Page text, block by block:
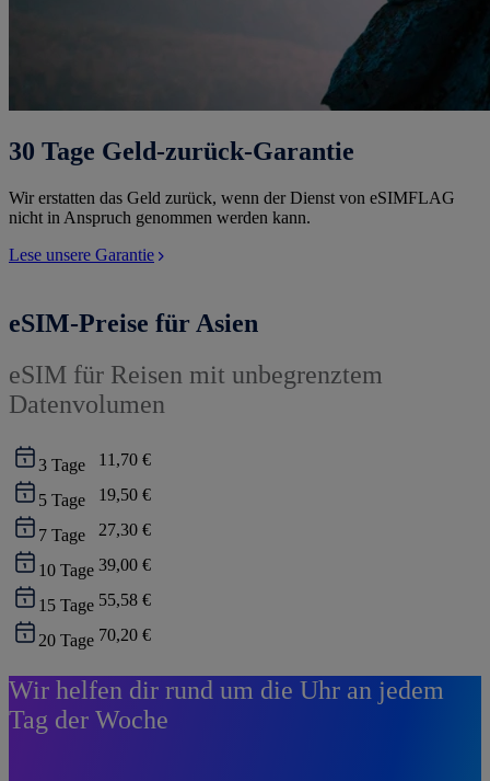
30 Tage Geld-zurück-Garantie
Wir erstatten das Geld zurück, wenn der Dienst von eSIMFLAG
nicht in Anspruch genommen werden kann.
Lese unsere Garantie
eSIM-Preise für Asien
eSIM für Reisen mit unbegrenztem
Datenvolumen
3 Tage 11,70 €
5 Tage 19,50 €
7 Tage 27,30 €
10 Tage 39,00 €
15 Tage 55,58 €
20 Tage 70,20 €
Wir helfen dir rund um die Uhr an jedem
Tag der Woche